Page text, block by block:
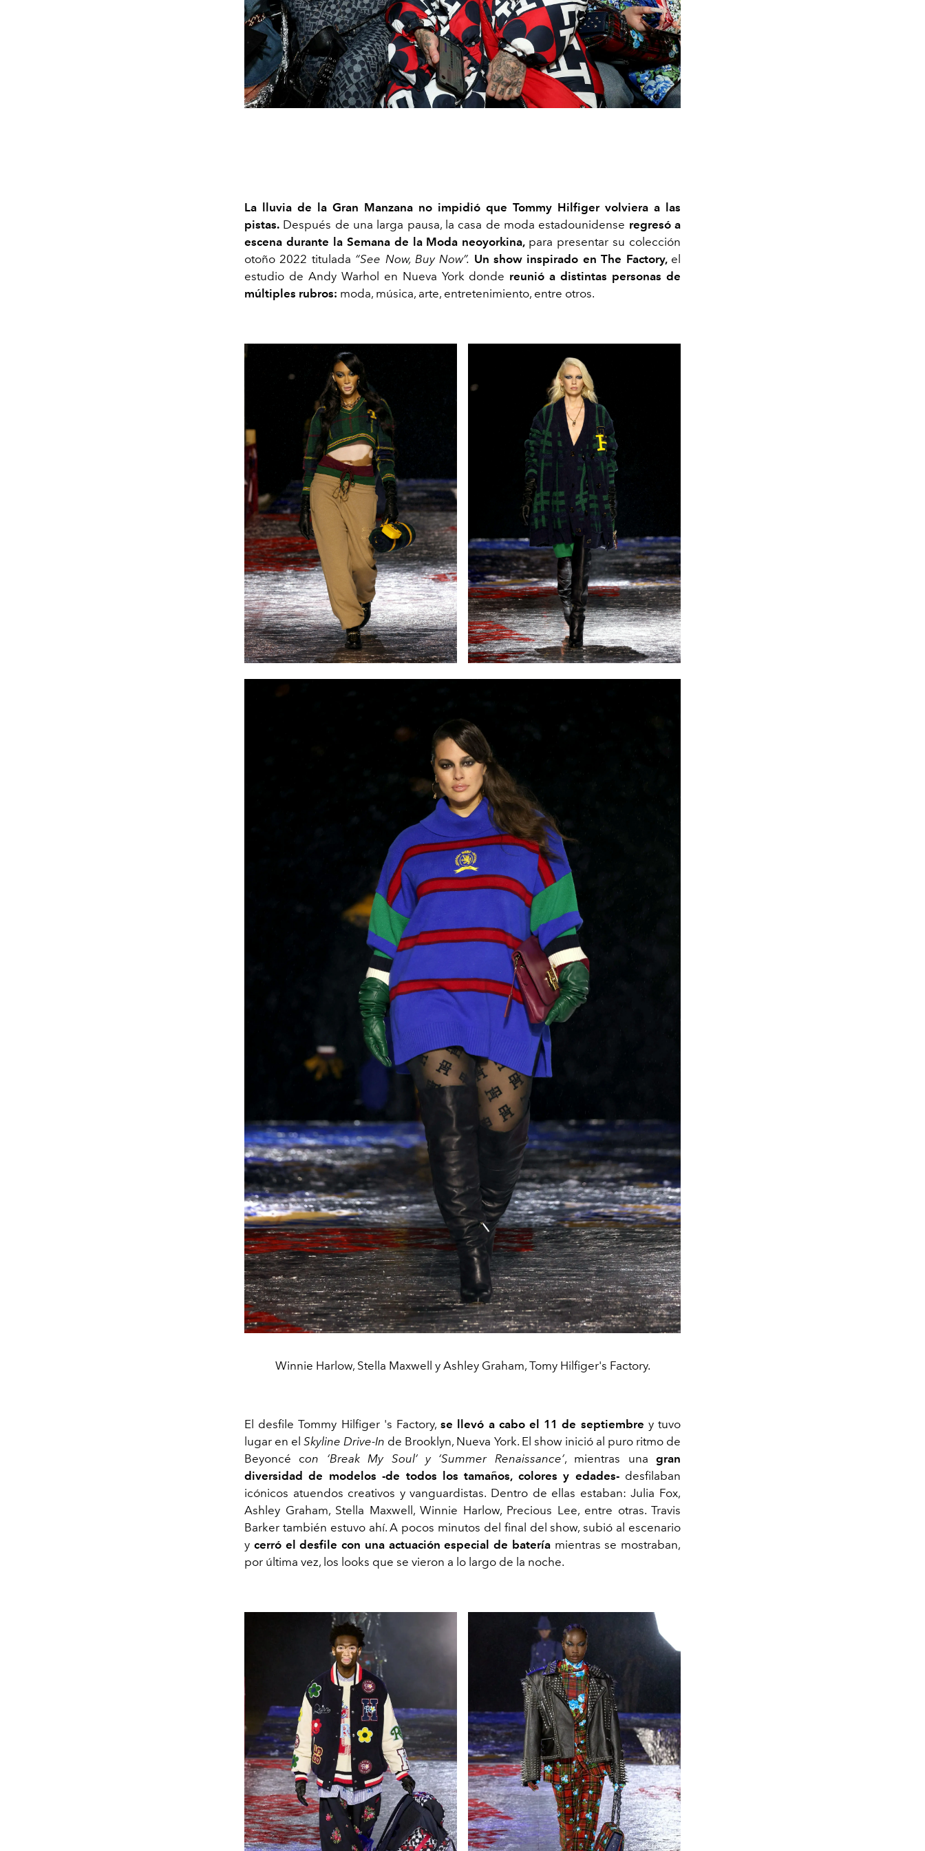
La lluvia de la Gran Manzana no impidió que Tommy Hilfiger volviera a las
pistas. Después de una larga pausa, la casa de moda estadounidense regresó a
escena durante la Semana de la Moda neoyorkina, para presentar su colección
otoño 2022 titulada “See Now, Buy Now”. Un show inspirado en The Factory, el
estudio de Andy Warhol en Nueva York donde reunió a distintas personas de
múltiples rubros: moda, música, arte, entretenimiento, entre otros.
Winnie Harlow, Stella Maxwell y Ashley Graham, Tomy Hilfiger's Factory.
El desfile Tommy Hilfiger 's Factory,se llevó a cabo el 11 de septiembre y tuvo
lugar en elSkyline Drive-In de Brooklyn, Nueva York. El show inició al puro ritmo de
Beyoncé con ‘Break My Soul’ y ‘Summer Renaissance’, mientras unagran
diversidad de modelos -de todos los tamaños, colores y edades- desfilaban
icónicos atuendos creativos y vanguardistas. Dentro de ellas estaban: Julia Fox,
Ashley Graham, Stella Maxwell, Winnie Harlow, Precious Lee, entre otras. Travis
Barker también estuvo ahí. A pocos minutos del final del show, subió al escenario
y cerró el desfile con una actuación especial de batería mientras se mostraban,
por última vez, los looks que se vieron a lo largo de la noche.